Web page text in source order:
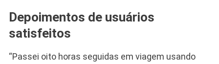
Depoimentos de usuários
satisfeitos
“Passei oito horas seguidas em viagem usando